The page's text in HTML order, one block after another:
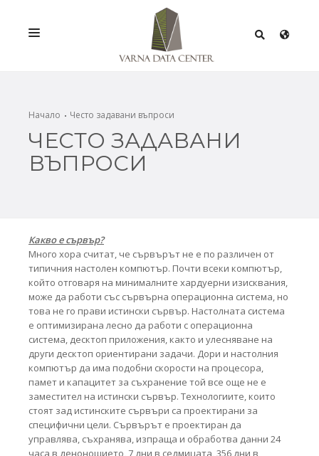
ПРОМОЦИИ
МРЕЖА
Начало Често задавани въпроси
ЧЕСТО ЗАДАВАНИ
ВЪПРОСИ
Какво е сървър?
Много хора считат, че сървърът не е по различен от
типичния настолен компютър. Почти всеки компютър,
който отговаря на минималните хардуерни изисквания,
може да работи със сървърна операционна система, но
това не го прави истински сървър. Настолната система
е оптимизирана лесно да работи с операционна
система, десктоп приложения, както и улесняване на
други десктоп ориентирани задачи. Дори и настолния
компютър да има подобни скорости на процесора,
памет и капацитет за съхранение той все още не е
заместител на истински сървър. Технологиите, които
стоят зад истинските сървъри са проектирани за
специфични цели. Сървърът е проектиран да
управлява, съхранява, изпраща и обработва данни 24
часа в денонощието, 7 дни в седмицата, 356 дни в